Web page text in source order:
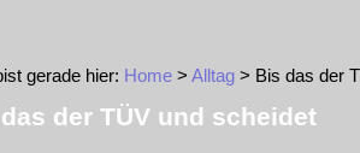
gerade hier: Home > Alltag > Bis das der
der TÜV und scheidet